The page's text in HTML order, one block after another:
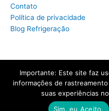
Contato
Política de privacidade
Blog Refrigeração
Copyright © 2026
MKT
Importante: Este site faz
informações de
suas experiências
Sim, eu Aceito.